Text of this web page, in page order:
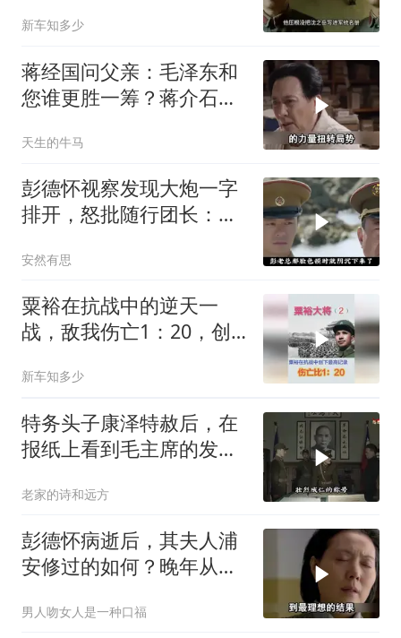
新车知多少
蒋经国问父亲：毛泽东和
您谁更胜一筹？蒋介石给
天生的牛马
彭德怀视察发现大炮一字
排开，怒批随行团长：你
安然有思
粟裕在抗战中的逆天一
战，敌我伤亡1：20，创
新车知多少
特务头子康泽特赦后，在
报纸上看到毛主席的发
老家的诗和远方
彭德怀病逝后，其夫人浦
安修过的如何？晚年从不
男人吻女人是一种口福